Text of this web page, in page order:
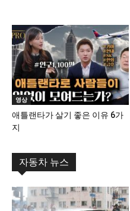
영상
애틀랜타가 살기 좋은 이유 6가
지
자동차 뉴스